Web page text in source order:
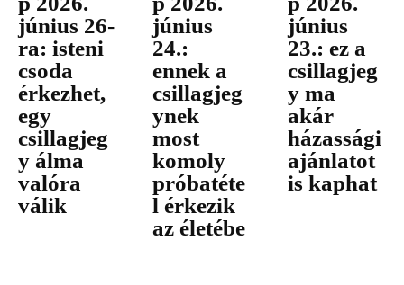
június 26-
ra: isteni
csoda
érkezhet,
egy
csillagjeg
y álma
valóra
válik
június
24.:
ennek a
csillagjeg
ynek
most
komoly
próbatéte
l érkezik
az életébe
június
23.: ez a
csillagjeg
y ma
akár
házassági
ajánlatot
is kaphat